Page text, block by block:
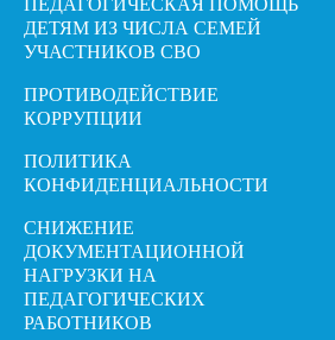
ДЕТЯМ ИЗ ЧИСЛА СЕМЕЙ
УЧАСТНИКОВ СВО
ПРОТИВОДЕЙСТВИЕ
КОРРУПЦИИ
ПОЛИТИКА
КОНФИДЕНЦИАЛЬНОСТИ
СНИЖЕНИЕ
ДОКУМЕНТАЦИОННОЙ
НАГРУЗКИ НА
ПЕДАГОГИЧЕСКИХ
РАБОТНИКОВ